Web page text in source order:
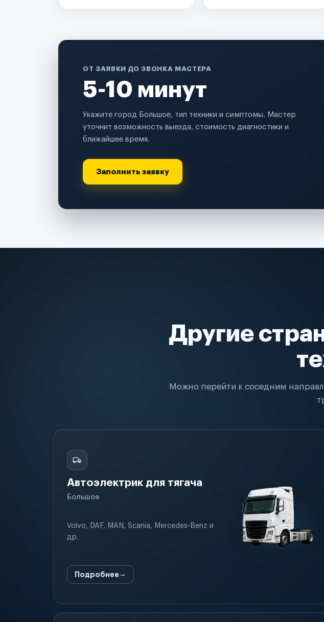
ОТ ЗАЯВКИ ДО ЗВОНКА МАСТЕРА
5-10 минут
Укажите город Большое, тип техники и симптомы. Мастер
уточнит возможность выезда, стоимость диагностики и
ближайшее время.
Заполнить заявку
Другие
Можно перейти к соседним
Автоэлектрик для тягача
Большое
Volvo, DAF, MAN, Scania, Mercedes-Benz и
др.
Подробнее